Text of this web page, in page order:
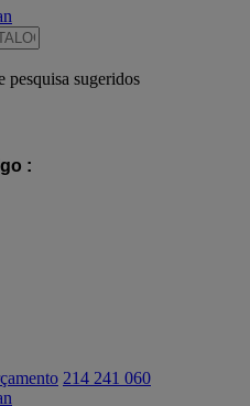
pesquisa sugeridos
:
214 241 060